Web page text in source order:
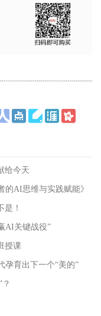
给今天
的AI思维与实践赋能》
是！
AI关键战役”
授课
孕育出下一个“美的”